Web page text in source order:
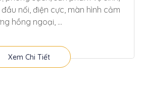
nối, điện cực, màn hình cảm
hồng ngoại, ...
Xem Chi Tiết